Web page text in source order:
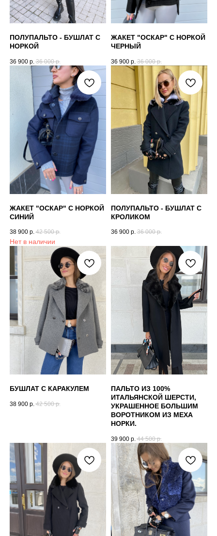
ПОЛУПАЛЬТО - БУШЛАТ С
НОРКОЙ
36 900 р. 36 000 р.
ЖАКЕТ "ОСКАР" С НОРКОЙ
ЧЕРНЫЙ
36 900 р. 36 000 р.
ЖАКЕТ "ОСКАР" С НОРКОЙ
СИНИЙ
38 900 р. 42 500 р.
Нет в наличии
ПОЛУПАЛЬТО - БУШЛАТ С
КРОЛИКОМ
36 900 р. 36 000 р.
БУШЛАТ С КАРАКУЛЕМ
38 900 р. 42 500 р.
ПАЛЬТО ИЗ 100%
ИТАЛЬЯНСКОЙ ШЕРСТИ,
УКРАШЕННОЕ БОЛЬШИМ
ВОРОТНИКОМ ИЗ МЕХА
НОРКИ.
39 900 р. 44 500 р.